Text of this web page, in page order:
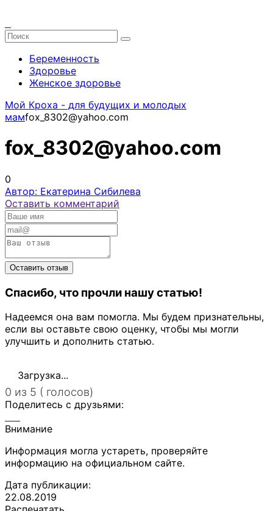
Беременность
Здоровье
Женское здоровье
Мой Кроха - для будущих и молодых
мамfox_8302@yahoo.com
fox_8302@yahoo.com
0
Автор: Екатерина Сибилева
Оставить комментарий
Спасибо, что прочли нашу статью!
Надеемся она вам помогла. Мы будем признательны,
если вы оставьте свою оценку, чтобы мы могли
улучшить и дополнить статью.
Загрузка...
0 из 5 ( голосов)
Поделитесь с друзьями:
Внимание
Информация могла устареть, проверяйте
информацию на официальном сайте.
Дата публикации:
22.08.2019